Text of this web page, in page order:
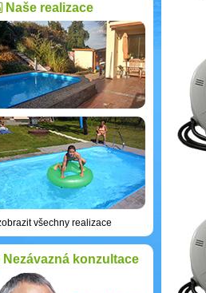
Naše realizace
všechny realizace
Nezávazná konzultace